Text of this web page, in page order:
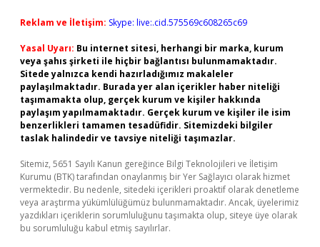
Reklam ve İletişim: Skype: live:.cid.575569c608265c69
Yasal Uyarı: Bu internet sitesi, herhangi bir marka, kurum
veya şahıs şirketi ile hiçbir bağlantısı bulunmamaktadır.
Sitede yalnızca kendi hazırladığımız makaleler
paylaşılmaktadır. Burada yer alan içerikler haber niteliği
taşımamakta olup, gerçek kurum ve kişiler hakkında
paylaşım yapılmamaktadır. Gerçek kurum ve kişiler ile isim
benzerlikleri tamamen tesadüfidir. Sitemizdeki bilgiler
taslak halindedir ve tavsiye niteliği taşımazlar.
Sitemiz, 5651 Sayılı Kanun gereğince Bilgi Teknolojileri ve İletişim
Kurumu (BTK) tarafından onaylanmış bir Yer Sağlayıcı olarak hizmet
vermektedir. Bu nedenle, sitedeki içerikleri proaktif olarak denetleme
veya araştırma yükümlülüğümüz bulunmamaktadır. Ancak, üyelerimiz
yazdıkları içeriklerin sorumluluğunu taşımakta olup, siteye üye olarak
bu sorumluluğu kabul etmiş sayılırlar.